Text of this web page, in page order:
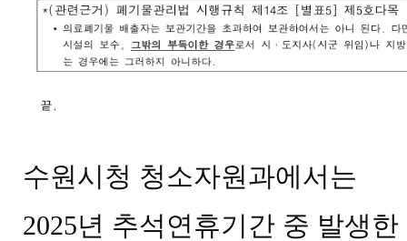
수원시청 청소자원과에서는
2025년 추석연휴기간 중 발생